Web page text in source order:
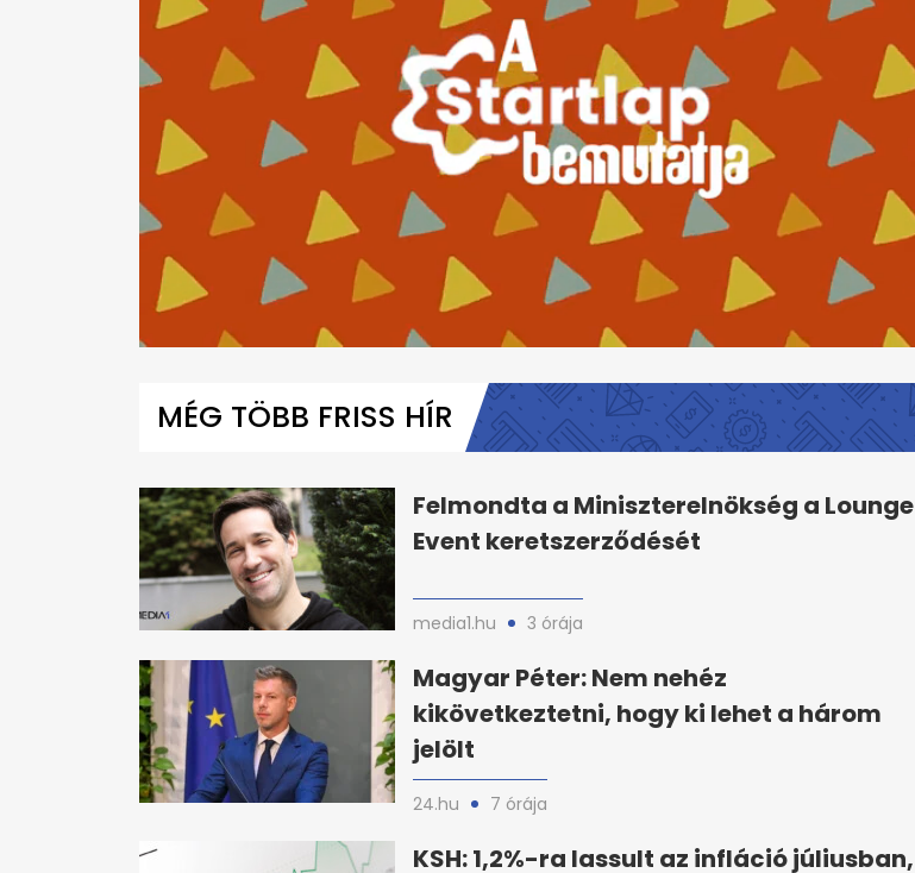
minutes,
0%
MÉG TÖBB FRISS HÍR
Felmondta a Miniszterelnökség a Lounge
Event keretszerződését
media1.hu 3 órája
Magyar Péter: Nem nehéz
kikövetkeztetni, hogy ki lehet a három
jelölt
24.hu 7 órája
KSH: 1,2%-ra lassult az infláció júliusban,